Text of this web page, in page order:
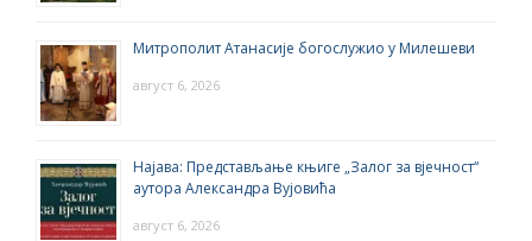
Митрополит Атанасије богослужио у Милешеви
август 6, 2026
Најава: Представљање књиге „Залог за вјечност“
аутора Александра Вујовића
август 6, 2026